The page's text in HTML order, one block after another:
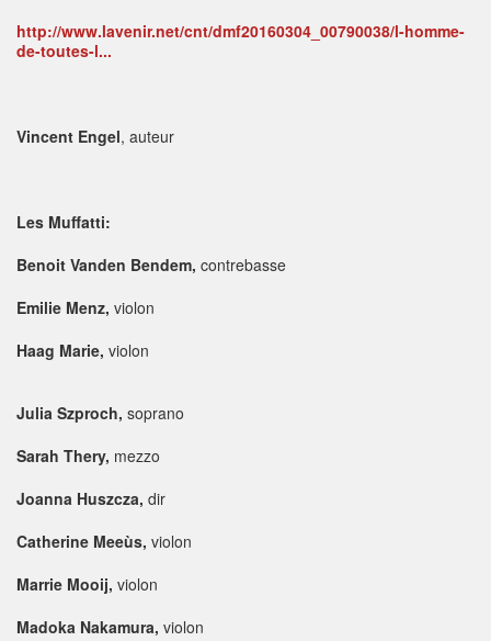
http://www.lavenir.net/cnt/dmf20160304_00790038/l-homme-
de-toutes-l...
Vincent Engel, auteur
Les Muffatti:
Benoit Vanden Bendem, contrebasse
Emilie Menz, violon
Haag Marie, violon
Julia Szproch, soprano
Sarah Thery, mezzo
Joanna Huszcza, dir
Catherine Meeùs, violon
Marrie Mooij, violon
Madoka Nakamura, violon